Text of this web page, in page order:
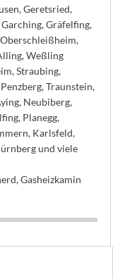
Geretsried,
Gräfelfing,
Weßling
Straubing,
Traunstein,
Neubiberg,
Planegg,
Karlsfeld,
und viele
Gasheizkamin